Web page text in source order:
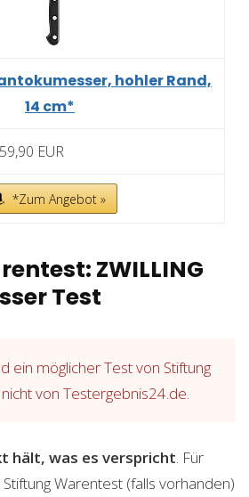
hohler Rand,
14 cm*
59,90 EUR
*Zum Angebot »
ZWILLING
Test
ein möglicher Test von Stiftung
von Testergebnis24.de.
hält, was es verspricht. Für
Warentest (falls vorhanden)